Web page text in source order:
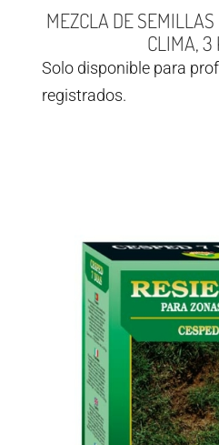
MEZCLA DE SEMILLAS
CLIMA, 3
Solo disponible para
registrados.